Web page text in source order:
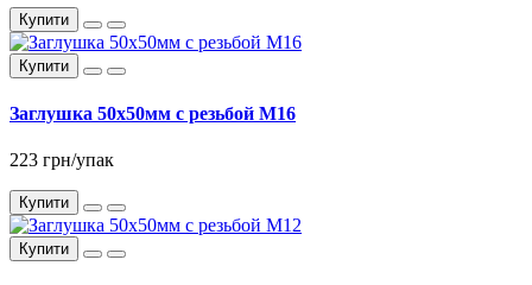
Купити
Купити
Заглушка 50x50мм с резьбой М16
223 грн/упак
Купити
Купити